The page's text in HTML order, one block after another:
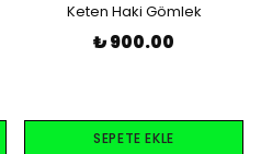
Keten Haki Gömlek
₺ 900.00
SEPETE EKLE